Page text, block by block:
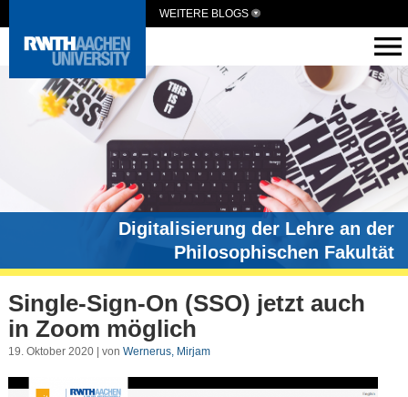
WEITERE BLOGS
Digitalisierung der Lehre an der
Philosophischen Fakultät
Single-Sign-On (SSO) jetzt auch
in Zoom möglich
19. Oktober 2020 | von Wernerus, Mirjam